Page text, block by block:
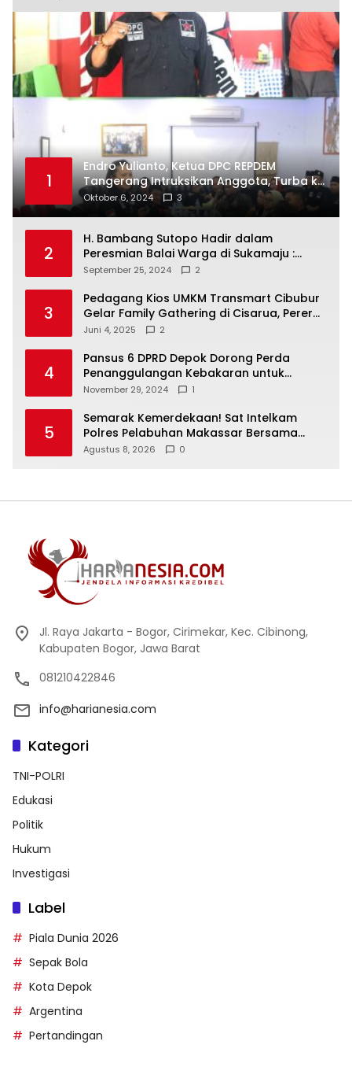
1
Endro Yulianto, Ketua DPC REPDEM
Tangerang Intruksikan Anggota, Turba ke
Masyarakat Dan Jalani Apa Yang di
Putuskan RAKERCABSUS
Oktober 6, 2024 3
2
H. Bambang Sutopo Hadir dalam
Peresmian Balai Warga di Sukamaju :
Wadah Baru untuk Kolaborasi dan
September 25, 2024 2
3
Pedagang Kios UMKM Transmart Cibubur
Gelar Family Gathering di Cisarua, Pererat
Silaturahmi dan Kekompakan
Juni 4, 2025 2
4
Pansus 6 DPRD Depok Dorong Perda
Penanggulangan Kebakaran untuk
Keselamatan Warga
November 29, 2024 1
5
Semarak Kemerdekaan! Sat Intelkam
Polres Pelabuhan Makassar Bersama
Bajaj Maxim Bagikan 250 Bendera Merah
Agustus 8, 2026 0
Jl. Raya Jakarta - Bogor, Cirimekar, Kec. Cibinong,
Kabupaten Bogor, Jawa Barat
081210422846
info@harianesia.com
Kategori
TNI-POLRI
Edukasi
Politik
Hukum
Investigasi
Label
Piala Dunia 2026
Sepak Bola
Kota Depok
Argentina
Pertandingan